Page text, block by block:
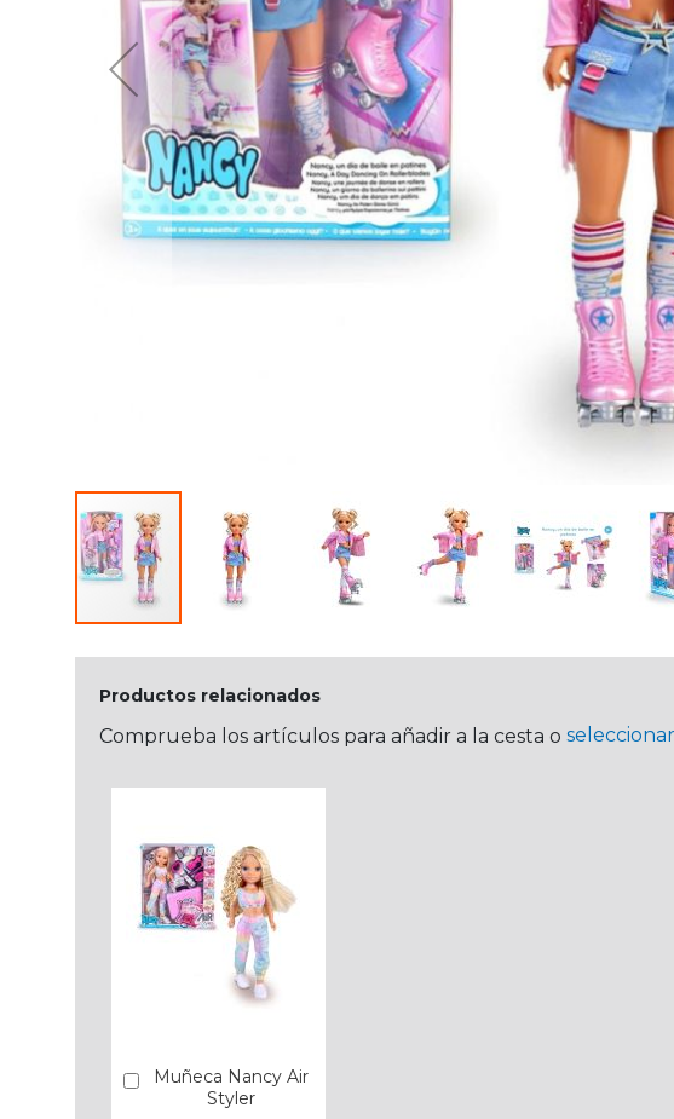
Productos relacionados
Comprueba los artículos para añadir a la cesta o
Muñeca Nancy Air
Styler
Añadir